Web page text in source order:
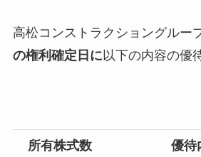
高松コンストラクショングルー
の権利確定日に 以下の内容の優
所有株式数
優待